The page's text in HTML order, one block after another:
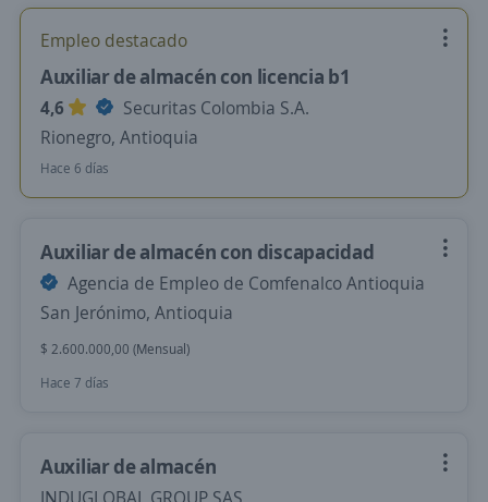
Empleo destacado
Auxiliar de almacén con licencia b1
4,6
Securitas Colombia S.A.
Rionegro, Antioquia
Hace 6 días
Auxiliar de almacén con discapacidad
Agencia de Empleo de Comfenalco Antioquia
San Jerónimo, Antioquia
$ 2.600.000,00 (Mensual)
Hace 7 días
Auxiliar de almacén